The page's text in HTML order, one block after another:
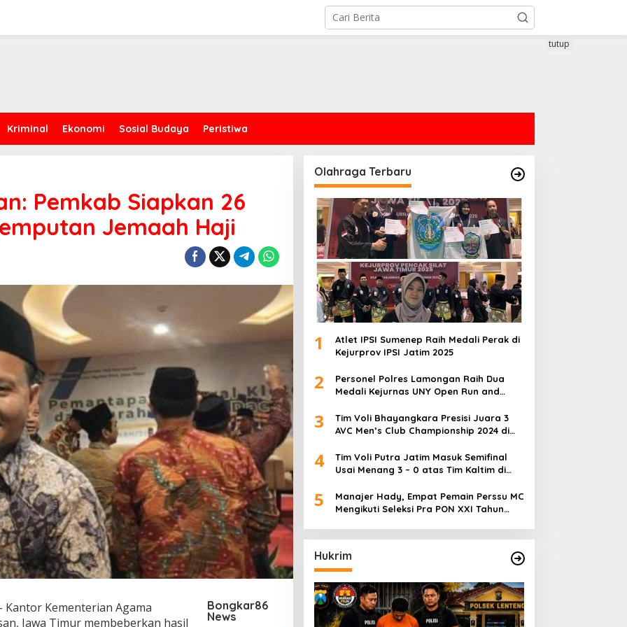
Kriminal Ekonomi Sosial Budaya Peristiwa
tutup
Pemkab Siapkan 26
Jemaah Haji
Kantor Kementerian Agama
Jawa Timur membeberkan hasil
Bongkar86
News
Olahraga Terbaru
1
Atlet IPSI Sumenep Raih Medali Perak di
Kejurprov IPSI Jatim 2025
2
Personel Polres Lamongan Raih Dua
Medali Kejurnas UNY Open Run and
3
Tim Voli Bhayangkara Presisi Juara 3
AVC Men’s Club Championship 2024 di
4
Tim Voli Putra Jatim Masuk Semifinal
Usai Menang 3 – 0 atas Tim Kaltim di
5
Manajer Hady, Empat Pemain Perssu MC
Mengikuti Seleksi Pra PON XXI Tahun
Hukrim